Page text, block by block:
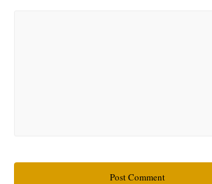
Post Comment